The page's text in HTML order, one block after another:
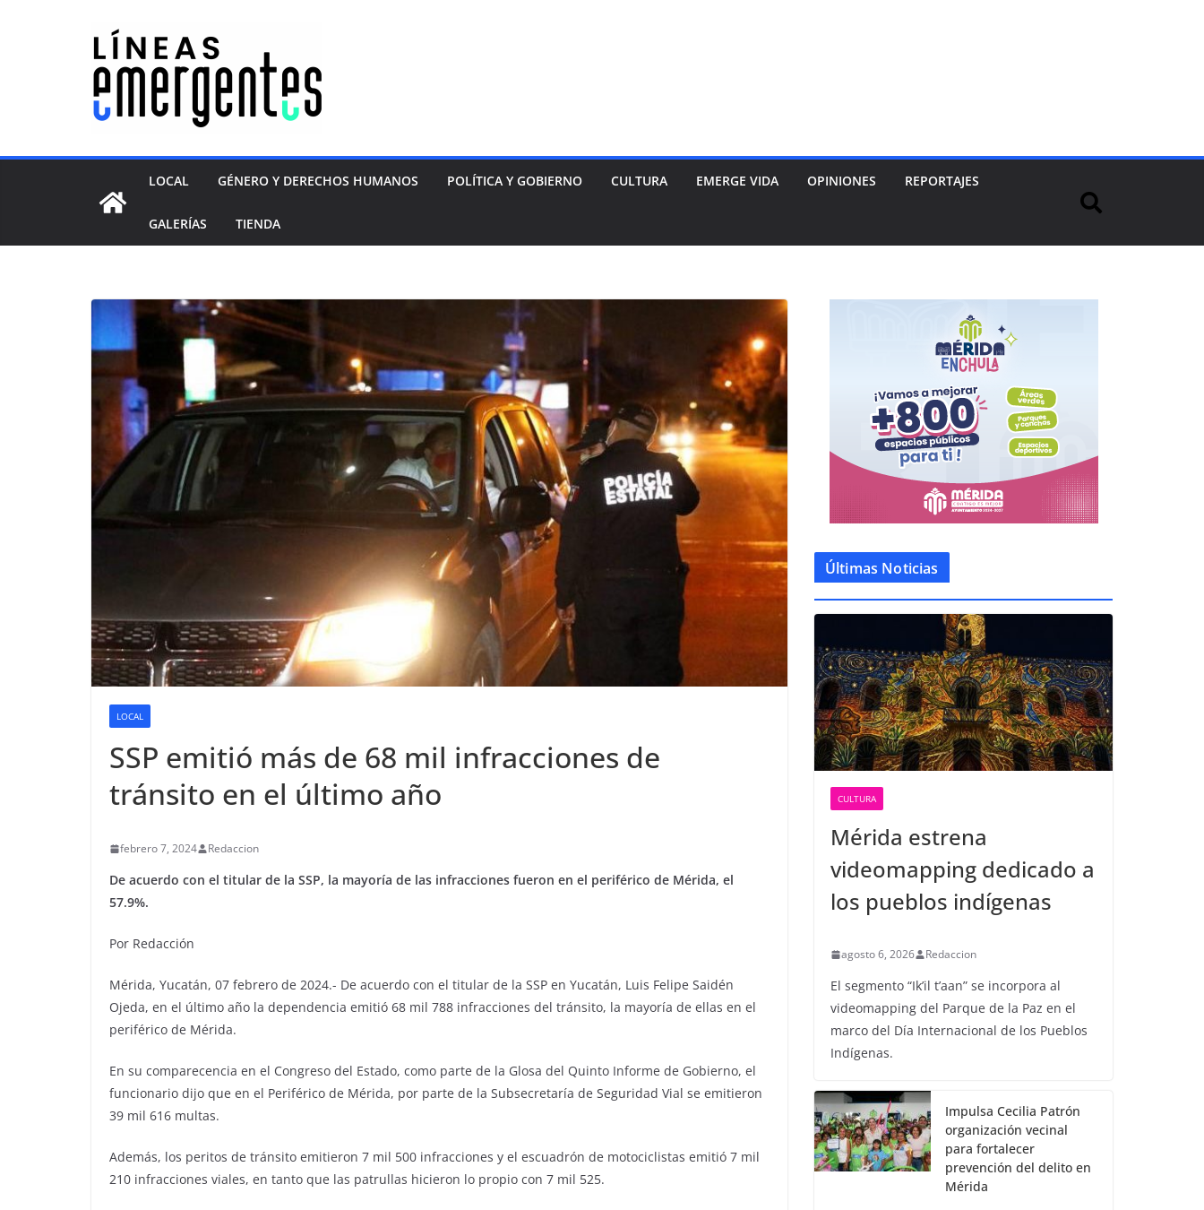
LOCAL GÉNERO Y DERECHOS HUMANOS POLÍTICA Y GOBIERNO CULTURA EMERGE VIDA OPINIONES REPORTAJES
GALERÍAS TIENDA
LOCAL
SSP emitió más de 68 mil infracciones de
tránsito en el último año
febrero 7, 2024 Redaccion
De acuerdo con el titular de la SSP, la mayoría de las infracciones fueron en el periférico de Mérida, el
57.9%.
Por Redacción
Mérida, Yucatán, 07 febrero de 2024.- De acuerdo con el titular de la SSP en Yucatán, Luis Felipe Saidén
Ojeda, en el último año la dependencia emitió 68 mil 788 infracciones del tránsito, la mayoría de ellas en el
periférico de Mérida.
En su comparecencia en el Congreso del Estado, como parte de la Glosa del Quinto Informe de Gobierno, el
funcionario dijo que en el Periférico de Mérida, por parte de la Subsecretaría de Seguridad Vial se emitieron
39 mil 616 multas.
Además, los peritos de tránsito emitieron 7 mil 500 infracciones y el escuadrón de motociclistas emitió 7 mil
210 infracciones viales, en tanto que las patrullas hicieron lo propio con 7 mil 525.
Últimas Noticias
CULTURA
Mérida estrena
videomapping dedicado a
los pueblos indígenas
agosto 6, 2026 Redaccion
El segmento “Ik’il t’aan” se incorpora al
videomapping del Parque de la Paz en el
marco del Día Internacional de los Pueblos
Indígenas.
Impulsa Cecilia Patrón
organización vecinal
para fortalecer
prevención del delito en
Mérida